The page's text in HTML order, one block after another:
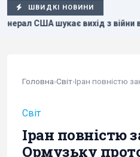
ШВИДКІ НОВИНИ
з війни в Ірані, щоб не
Головна›Світ›
Світ
Іран повністю
Ормузьку